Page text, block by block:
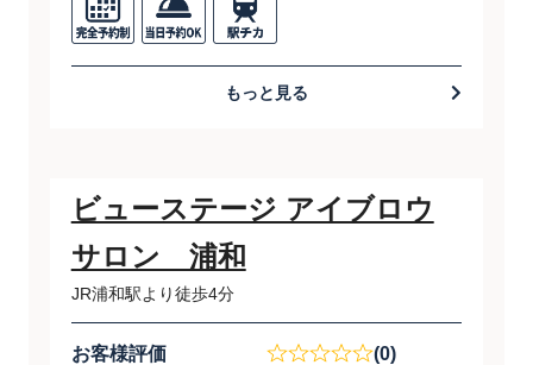
もっと見る
ビューステージ アイブロウ
サロン 浦和
JR浦和駅より徒歩4分
お客様評価 (0)